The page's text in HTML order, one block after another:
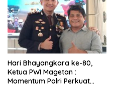
Hari Bhayangkara ke-80,
Ketua PWI Magetan :
Momentum Polri Perkuat